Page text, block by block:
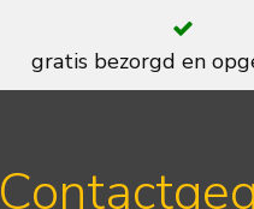
gratis bezorgd en